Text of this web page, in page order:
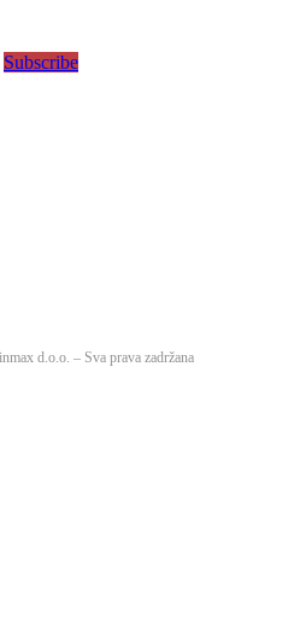
Subscribe
d.o.o. – Sva prava zadržana